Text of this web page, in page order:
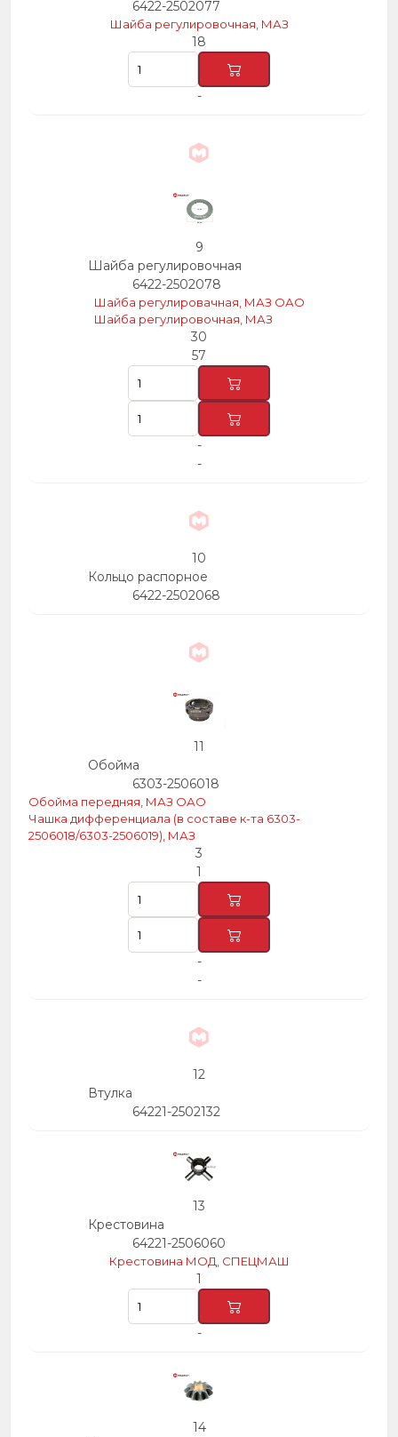
6422-2502077
Шайба регулировочная, МАЗ
18
-
9
Шайба регулировочная
6422-2502078
Шайба регулировачная, МАЗ ОАО
Шайба регулировочная, МАЗ
30
57
-
-
10
Кольцо распорное
6422-2502068
11
Обойма
6303-2506018
Обойма передняя, МАЗ ОАО
Чашка дифференциала (в составе к-та 6303-
2506018/6303-2506019), МАЗ
3
1
-
-
12
Втулка
64221-2502132
13
Крестовина
64221-2506060
Крестовина МОД, СПЕЦМАШ
1
-
14